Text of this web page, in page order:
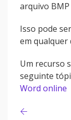
arquivo BMP
Isso pode
em
Um recurso
seguinte
Word online